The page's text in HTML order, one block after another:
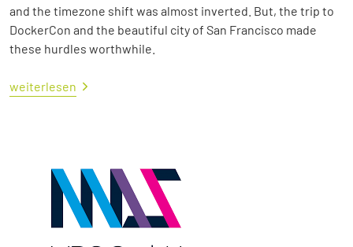
and the timezone shift was almost inverted. But, the trip to
DockerCon and the beautiful city of San Francisco made
these hurdles worthwhile.
weiterlesen